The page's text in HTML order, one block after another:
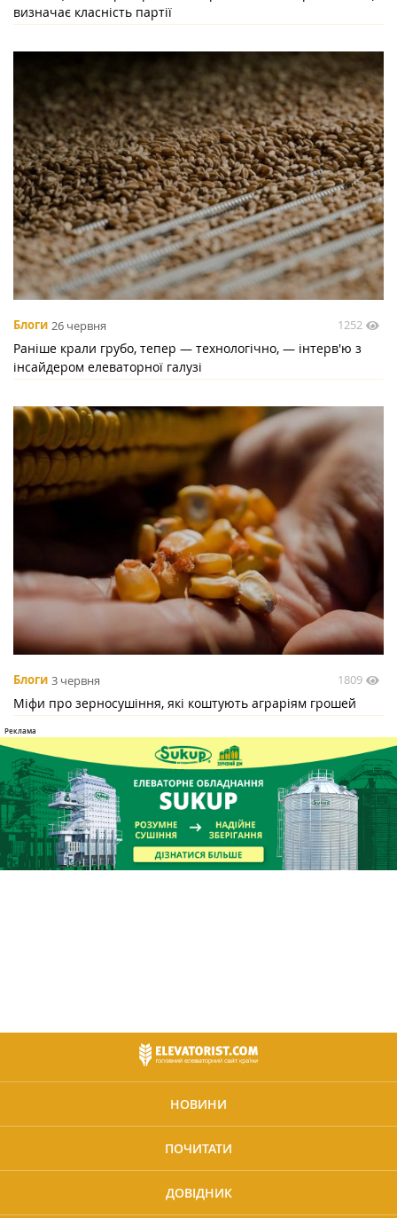
визначає класність партії
Блоги 26 червня 1252
Раніше крали грубо, тепер — технологічно, — інтерв'ю з
інсайдером елеваторної галузі
Блоги 3 червня 1809
Міфи про зерносушіння, які коштують аграріям грошей
НОВИНИ
ПОЧИТАТИ
ДОВІДНИК